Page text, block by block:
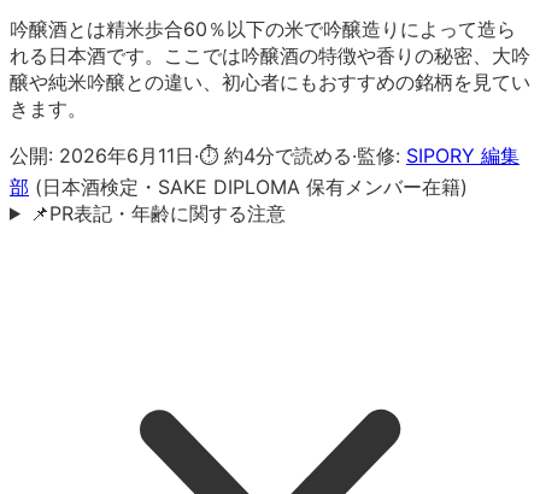
吟醸酒とは精米歩合60％以下の米で吟醸造りによって造ら
れる日本酒です。ここでは吟醸酒の特徴や香りの秘密、大吟
醸や純米吟醸との違い、初心者にもおすすめの銘柄を見てい
きます。
公開: 2026年6月11日·⏱ 約4分で読める·監修: SIPORY 編集
部 (日本酒検定・SAKE DIPLOMA 保有メンバー在籍)
📌PR表記・年齢に関する注意